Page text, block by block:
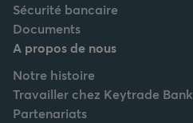
Sécurité bancaire
Documents
A propos de nous
Notre histoire
Travailler chez Keytrade Bank
Partenariats